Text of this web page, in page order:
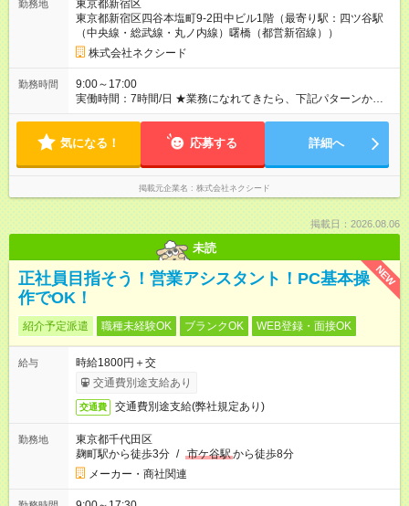
手当￥5,000） 時間外保証額（残業10h分）の超過分は全額支給
します。 【試用期間】試用期間あり 試用期間の長さ：2週間
※ 雇用形態と給与に、本採用時と異なる部分があります。 雇用
形態：中途採用（正社員） 給与：日給 7,500円 ～ 7,500円 試用
期間中は10:00～17:00勤務（うち休憩1時間）
勤務地
東京都新宿区
東京都新宿区四谷本塩町9-2田中ビル1階（最寄り駅：四ツ谷駅
（中央線・総武線・丸ノ内線）曙橋（都営新宿線））
株式会社ネクシード
勤務時間
9:00～17:00
実働時間：7時間/日 ★業務になれてきたら、下記パターンから
基本勤務時間を選べます （実働7時間／休憩1時間） 8:00～
気になる！ 応募する 詳細へ
掲載元企業名 株式会社ネクシード
掲載日：2026.08.06
未読
NEW
正社員目指そう！営業アシスタント！PC基本操
作でOK！
紹介予定派遣 職種未経験OK ブランクOK WEB登録・面接OK
給与
時給1800円＋交
交通費別途支給あり
交通費 交通費別途支給(弊社規定あり)
勤務地
東京都千代田区
麹町駅から徒歩3分 / 市ケ谷駅から徒歩8分
メーカー・商社関連